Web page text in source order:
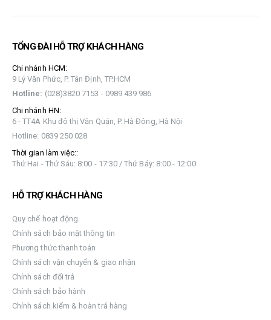
TỔNG ĐÀI HỖ TRỢ KHÁCH HÀNG
Chi nhánh HCM:
9 Lý Văn Phức, P. Tân Định, TP.HCM
Hotline: (028)3820 7153 - 0989 439 986
Chi nhánh HN:
6 - TT4A Khu đô thị Văn Quán, P. Hà Đông, Hà Nội
Hotline: 0839 250 028
Thời gian làm việc::
Thứ Hai - Thứ Sáu: 8:00 - 17:30 / Thứ Bảy: 8:00 - 12:00
HỖ TRỢ KHÁCH HÀNG
Quy chế hoạt động
Chính sách bảo mật thông tin
Phương thức thanh toán
Chính sách vận chuyển & giao nhận
Chính sách đổi trả
Chính sách bảo hành
Chính sách kiểm & hoàn trả hàng